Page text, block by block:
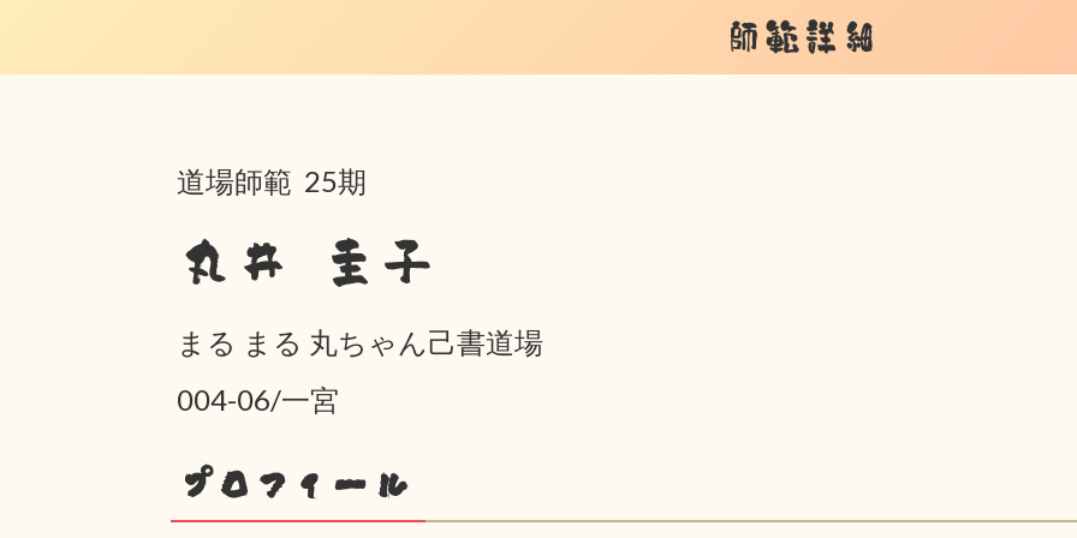
師範詳細
道場師範 25期
丸井 圭子
まる まる 丸ちゃん己書道場
004-06/一宮
プロフィール